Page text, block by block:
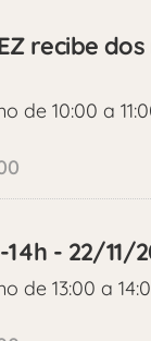
recibe
de 10:00 a
14h - 22/11/
de 13:00 a